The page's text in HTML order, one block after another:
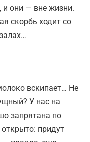
и они — вне жизни.
скорбь ходит со
вскипает… Не
У нас на
запрятана по
придут